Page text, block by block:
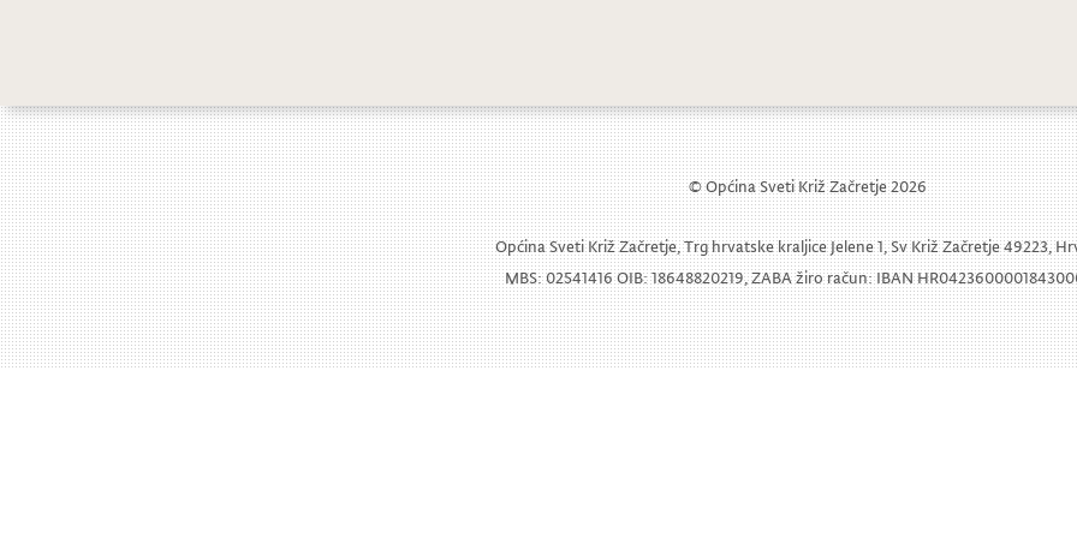
© Općina Sveti Križ Začretje 2026
Općina Sveti Križ Začretje, Trg hrvatske kraljice Jelene 1, Sv Križ Začretje 49223,
MBS: 02541416 OIB: 18648820219, ZABA žiro račun: IBAN